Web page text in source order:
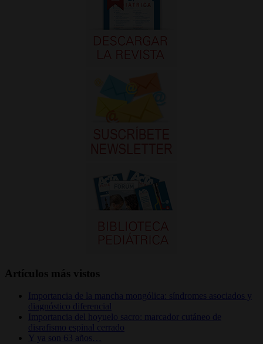
Artículos más vistos
Importancia de la mancha mongólica: síndromes asociados y
diagnóstico diferencial
Importancia del hoyuelo sacro: marcador cutáneo de
disrafismo espinal cerrado
Y ya son 63 años…